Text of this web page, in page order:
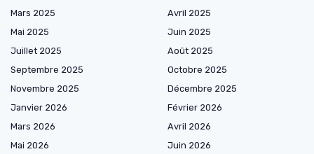
Mars 2025
Avril 2025
Mai 2025
Juin 2025
Juillet 2025
Août 2025
Septembre 2025
Octobre 2025
Novembre 2025
Décembre 2025
Janvier 2026
Février 2026
Mars 2026
Avril 2026
Mai 2026
Juin 2026